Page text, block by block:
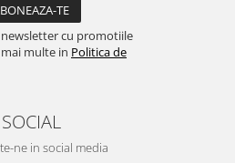
cu promotiile
multe in Politica de
SOCIAL
ne in social media